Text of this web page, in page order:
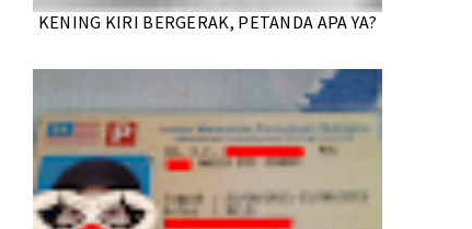
KENING KIRI BERGERAK, PETANDA APA YA?